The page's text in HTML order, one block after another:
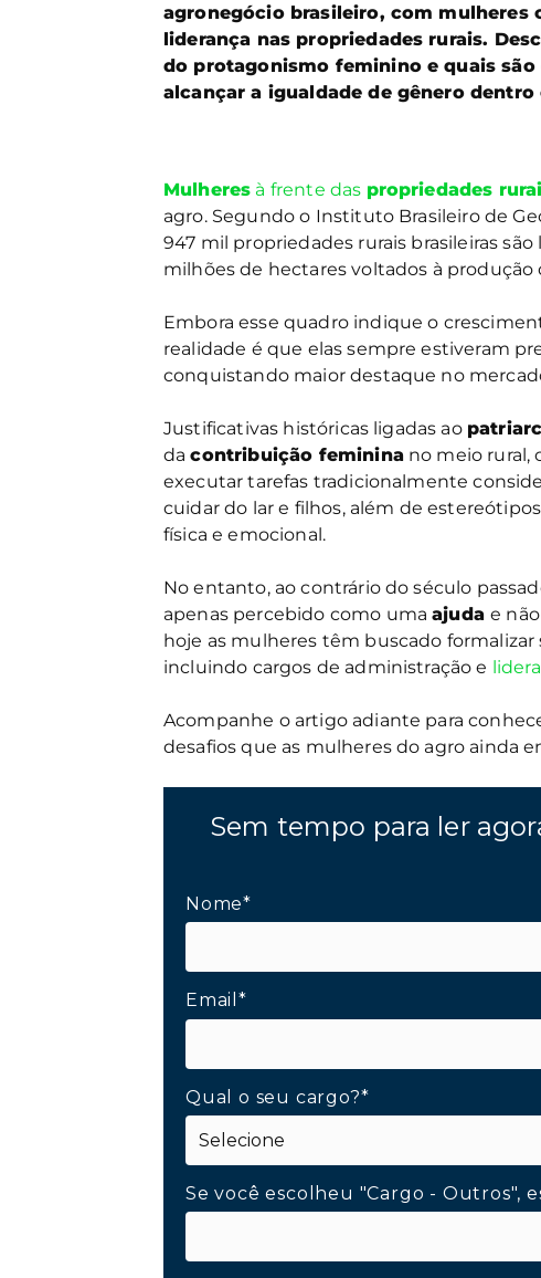
agronegócio brasileiro, com mulheres
liderança nas propriedades rurais.
do protagonismo feminino e quais são
alcançar a igualdade de gênero
Mulheres à frente das propriedades
agro. Segundo o Instituto Brasileiro de
947 mil propriedades rurais brasileiras
milhões de hectares voltados à produção
Embora esse quadro indique o
realidade é que elas sempre estiveram
conquistando maior destaque no
Justificativas históricas ligadas ao
dacontribuição femininano meio rural,
executar tarefas tradicionalmente
cuidar do lar e filhos, além de
física e emocional.
No entanto, ao contrário do século
apenas percebido como umaajudae
hoje as mulheres têm buscado formalizar
incluindo cargos de administração e
Acompanhe o artigo adiante para
desafios que as mulheres do agro ainda
Sem tempo para ler
Nome*
Email*
Qual o seu cargo?*
Se você escolheu "Cargo - Outros",